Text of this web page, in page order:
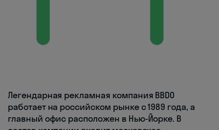
Легендарная рекламная компания BBDO
работает на российском рынке с 1989 года, а
главный офис расположен в Нью-Йорке. В